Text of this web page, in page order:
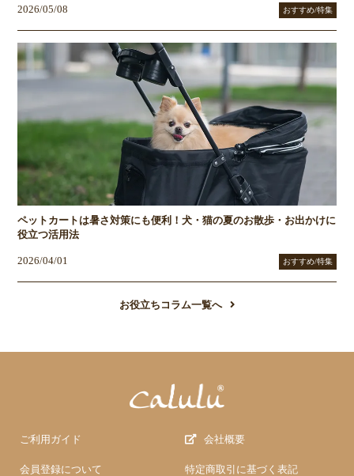
2026/05/08 おすすめ/特集
ペットカートは暑さ対策にも便利！犬・猫の夏のお散歩・お出かけに
役立つ活用法
2026/04/01 おすすめ/特集
お役立ちコラム一覧へ
ご利用ガイド
会員登録について
会社概要
特定商取引に基づく表記